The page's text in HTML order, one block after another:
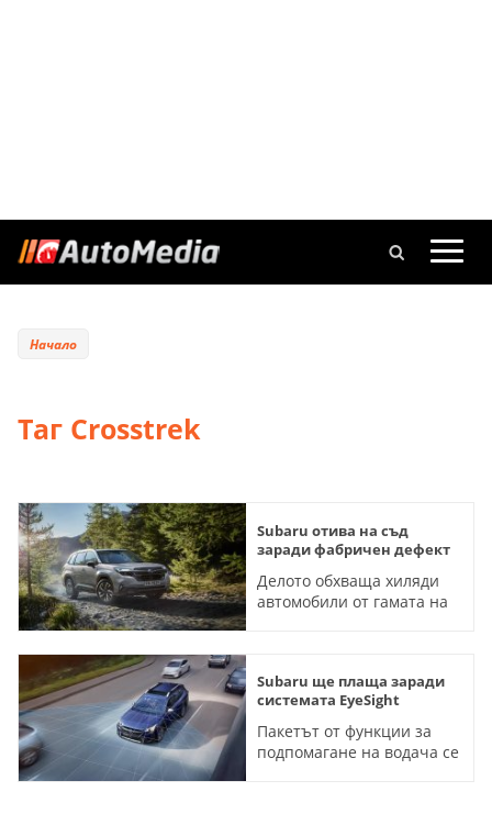
Начало
Таг Crosstrek
Subaru отива на съд
заради фабричен дефект
Делото обхваща хиляди
автомобили от гамата на
Subaru ще плаща заради
системата EyeSight
Пакетът от функции за
подпомагане на водача се